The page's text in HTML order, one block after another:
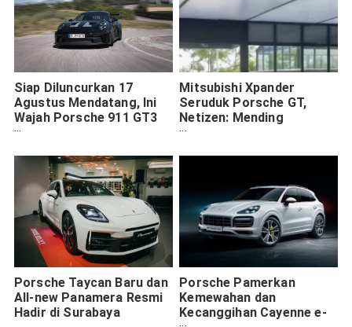
Siap Diluncurkan 17
Agustus Mendatang, Ini
Wajah Porsche 911 GT3
RS
Mitsubishi Xpander
Seruduk Porsche GT,
Netizen: Mending
Supirnya Pindah Ke Mars
Porsche Taycan Baru dan
All-new Panamera Resmi
Hadir di Surabaya
Porsche Pamerkan
Kemewahan dan
Kecanggihan Cayenne e-